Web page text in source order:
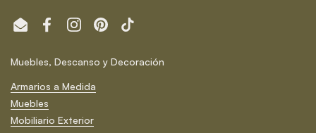
Email FacebookInstagramPinterestTikTok
Muebles, Descanso y Decoración
Armarios a Medida
Muebles
Mobiliario Exterior